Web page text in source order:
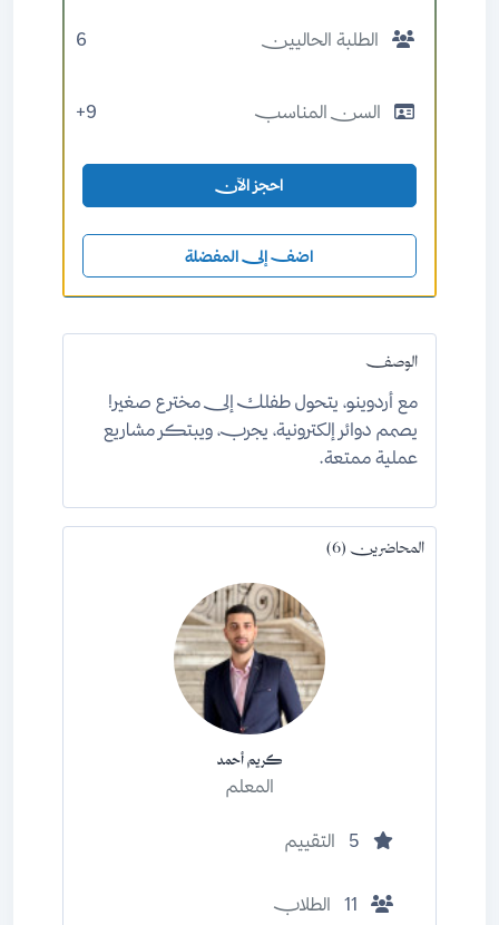
الطلبة الحاليين 6
السن المناسب 9+
احجز الآن
اضف إلى المفضلة
الوصف
مع أردوينو، يتحول طفلك إلى مخترع صغير!
يصمم دوائر إلكترونية، يجرب، ويبتكر مشاريع
عملية ممتعة.
المحاضرين (6)
كريم أحمد
المعلم
5 التقييم
11 الطلاب